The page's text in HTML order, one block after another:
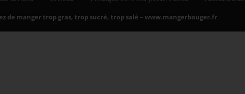
de manger trop gras, trop sucré, trop salé – www.mangerbouger.fr